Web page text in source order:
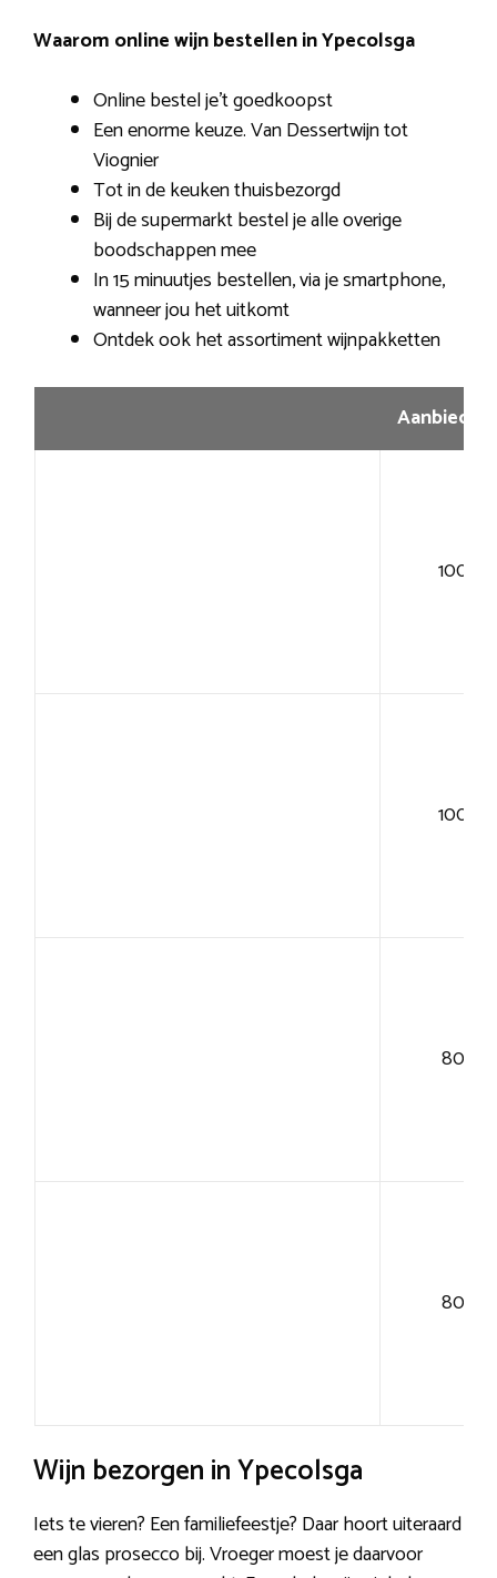
Waarom online wijn bestellen in Ypecolsga
Online bestel je’t goedkoopst
Een enorme keuze. Van Dessertwijn tot
Viognier
Tot in de keuken thuisbezorgd
Bij de supermarkt bestel je alle overige
boodschappen mee
In 15 minuutjes bestellen, via je smartphone,
wanneer jou het uitkomt
Ontdek ook het assortiment wijnpakketten
100+
100+
80+
80+
Wijn bezorgen in Ypecolsga
Iets te vieren? Een familiefeestje? Daar hoort uiteraard
een glas prosecco bij. Vroeger moest je daarvoor